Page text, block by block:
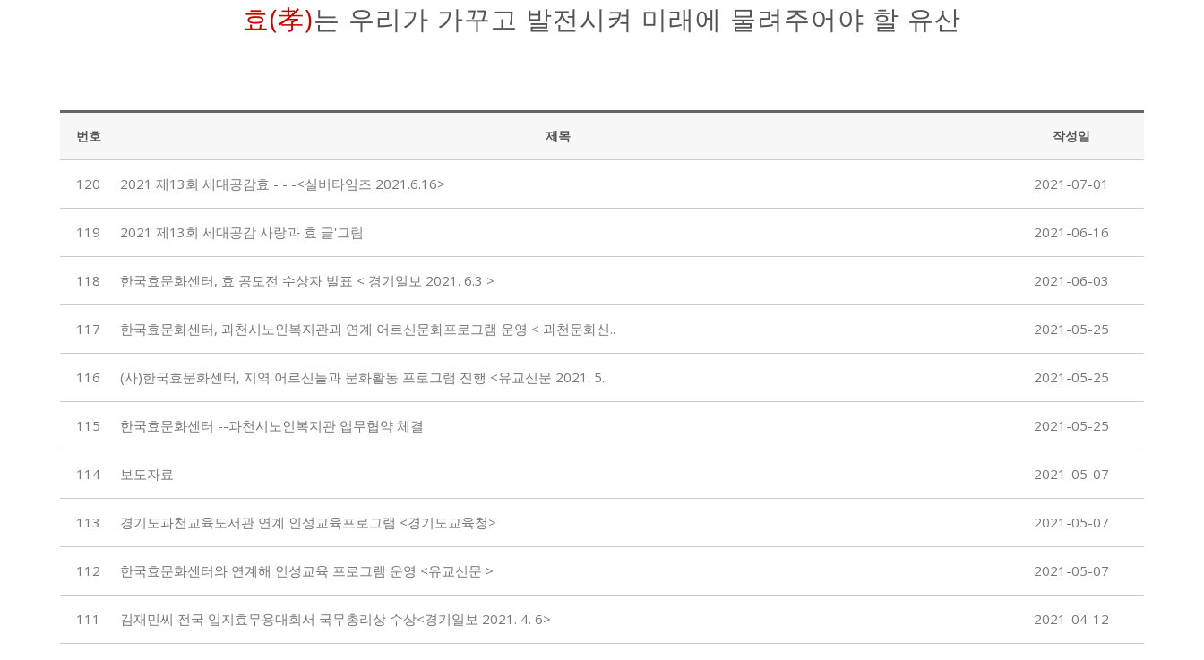
효(孝)는 우리가 가꾸고 발전시켜 미래에 물려주어야 할 유산
번호 제목 작성일
120 2021 제13회 세대공감효 - - -<실버타임즈 2021.6.16> 2021-07-01
119 2021 제13회 세대공감 사랑과 효 글'그림' 2021-06-16
118 한국효문화센터, 효 공모전 수상자 발표 < 경기일보 2021. 6.3 > 2021-06-03
117 한국효문화센터, 과천시노인복지관과 연계 어르신문화프로그램 운영 < 과천문화신.. 2021-05-25
116 (사)한국효문화센터, 지역 어르신들과 문화활동 프로그램 진행 <유교신문 2021. 5.. 2021-05-25
115 한국효문화센터 --과천시노인복지관 업무협약 체결 2021-05-25
114 보도자료 2021-05-07
113 경기도과천교육도서관 연계 인성교육프로그램 <경기도교육청> 2021-05-07
112 한국효문화센터와 연계해 인성교육 프로그램 운영 <유교신문 > 2021-05-07
111 김재민씨 전국 입지효무용대회서 국무총리상 수상<경기일보 2021. 4. 6> 2021-04-12